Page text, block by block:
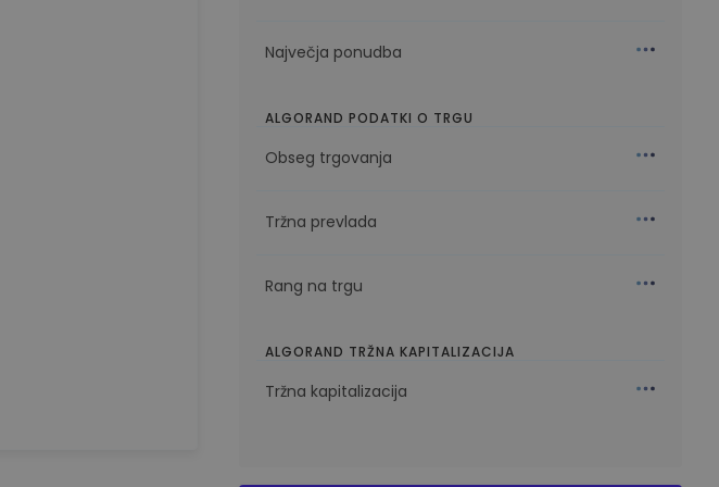
Največja ponudba
ALGORAND PODATKI O TRGU
Obseg trgovanja
Tržna prevlada
Rang na trgu
ALGORAND TRŽNA KAPITALIZACIJA
Tržna kapitalizacija